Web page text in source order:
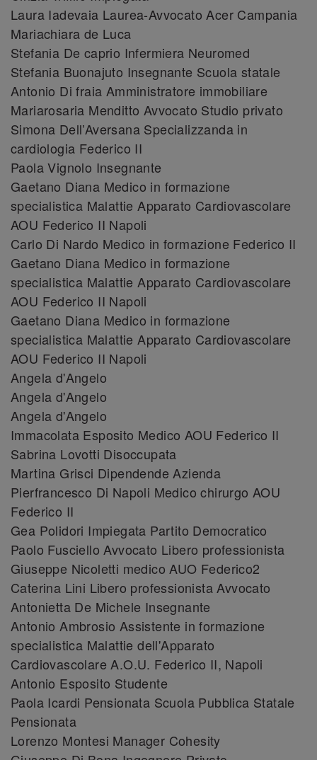
Laura Iadevaia Laurea-Avvocato Acer Campania
Mariachiara de Luca
Stefania De caprio Infermiera Neuromed
Stefania Buonajuto Insegnante Scuola statale
Antonio Di fraia Amministratore immobiliare
Mariarosaria Menditto Avvocato Studio privato
Simona Dell’Aversana Specializzanda in
cardiologia Federico II
Paola Vignolo Insegnante
Gaetano Diana Medico in formazione
specialistica Malattie Apparato Cardiovascolare
AOU Federico II Napoli
Carlo Di Nardo Medico in formazione Federico II
Gaetano Diana Medico in formazione
specialistica Malattie Apparato Cardiovascolare
AOU Federico II Napoli
Gaetano Diana Medico in formazione
specialistica Malattie Apparato Cardiovascolare
AOU Federico II Napoli
Angela d'Angelo
Angela d'Angelo
Angela d'Angelo
Immacolata Esposito Medico AOU Federico II
Sabrina Lovotti Disoccupata
Martina Grisci Dipendende Azienda
Pierfrancesco Di Napoli Medico chirurgo AOU
Federico II
Gea Polidori Impiegata Partito Democratico
Paolo Fusciello Avvocato Libero professionista
Giuseppe Nicoletti medico AUO Federico2
Caterina Lini Libero professionista Avvocato
Antonietta De Michele Insegnante
Antonio Ambrosio Assistente in formazione
specialistica Malattie dell'Apparato
Cardiovascolare A.O.U. Federico II, Napoli
Antonio Esposito Studente
Paola Icardi Pensionata Scuola Pubblica Statale
Pensionata
Lorenzo Montesi Manager Cohesity